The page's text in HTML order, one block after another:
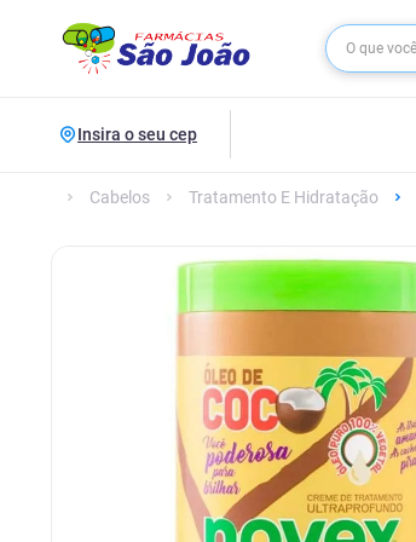
Insira o seu cep
Cabelos Tratamento E Hidratação